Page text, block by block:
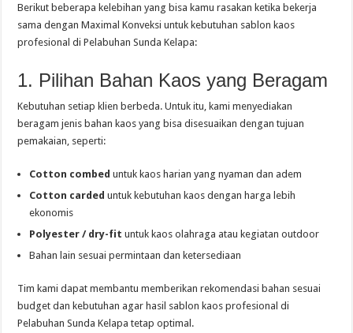
Berikut beberapa kelebihan yang bisa kamu rasakan ketika bekerja
sama dengan Maximal Konveksi untuk kebutuhan sablon kaos
profesional di Pelabuhan Sunda Kelapa:
1. Pilihan Bahan Kaos yang Beragam
Kebutuhan setiap klien berbeda. Untuk itu, kami menyediakan
beragam jenis bahan kaos yang bisa disesuaikan dengan tujuan
pemakaian, seperti:
Cotton combed untuk kaos harian yang nyaman dan adem
Cotton carded untuk kebutuhan kaos dengan harga lebih
ekonomis
Polyester / dry-fit untuk kaos olahraga atau kegiatan outdoor
Bahan lain sesuai permintaan dan ketersediaan
Tim kami dapat membantu memberikan rekomendasi bahan sesuai
budget dan kebutuhan agar hasil sablon kaos profesional di
Pelabuhan Sunda Kelapa tetap optimal.